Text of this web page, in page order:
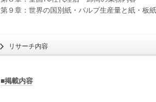
第９章：世界の国別紙・パルプ生産量と紙・板
リサーチ内容
■掲載内容